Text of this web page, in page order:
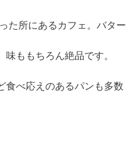
た所にあるカフェ。バター
ももちろん絶品です。
食べ応えのあるパンも多数